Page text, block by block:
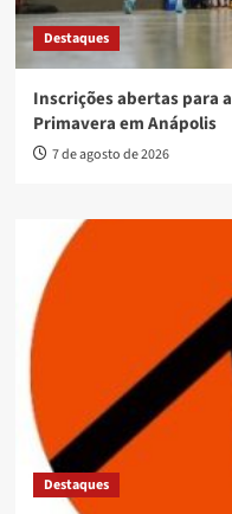
Destaques
Inscrições abertas para
Primavera em Anápolis
7 de agosto de 2026
Destaques